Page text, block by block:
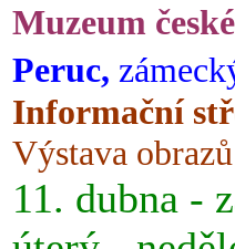
Muzeum
Peruc,
Informační
Výstava
11. dubna -